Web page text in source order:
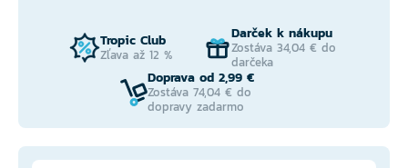
Tropic Club
Zľava až 12 %
Darček k nákupu
Zostáva 34,04 € do
darčeka
Doprava od 2,99 €
Zostáva 74,04 € do
dopravy zadarmo